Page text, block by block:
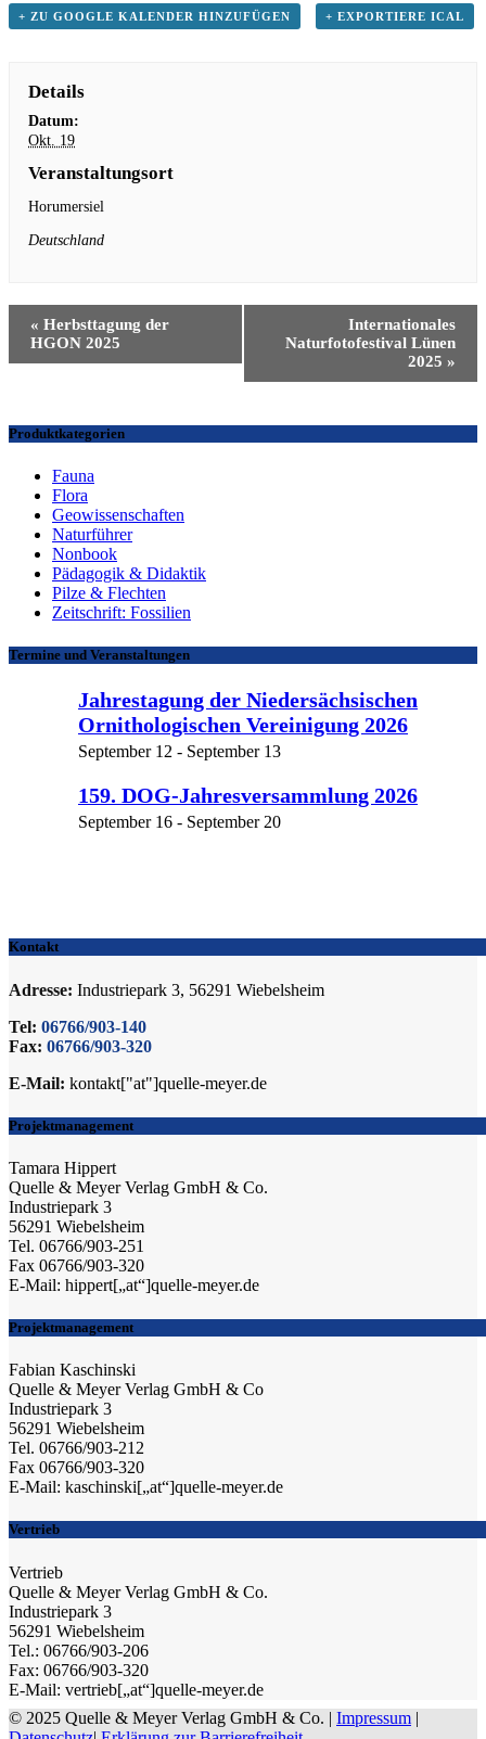
+ ZU GOOGLE KALENDER HINZUFÜGEN + EXPORTIERE ICAL
Details
Datum:
Okt. 19
Veranstaltungsort
Horumersiel
Deutschland
Veranstaltung
Navigation
« Herbsttagung der
HGON 2025
Internationales
Naturfotofestival Lünen
2025 »
Produktkategorien
Fauna
Flora
Geowissenschaften
Naturführer
Nonbook
Pädagogik & Didaktik
Pilze & Flechten
Zeitschrift: Fossilien
Termine und Veranstaltungen
Jahrestagung der Niedersächsischen
Ornithologischen Vereinigung 2026
September 12 - September 13
159. DOG-Jahresversammlung 2026
September 16 - September 20
Kontakt
Adresse: Industriepark 3, 56291 Wiebelsheim
Tel: 06766/903-140
Fax: 06766/903-320
E-Mail: kontakt["at"]quelle-meyer.de
Projektmanagement
Tamara Hippert
Quelle & Meyer Verlag GmbH & Co.
Industriepark 3
56291 Wiebelsheim
Tel. 06766/903-251
Fax 06766/903-320
E-Mail: hippert[„at“]quelle-meyer.de
Projektmanagement
Fabian Kaschinski
Quelle & Meyer Verlag GmbH & Co
Industriepark 3
56291 Wiebelsheim
Tel. 06766/903-212
Fax 06766/903-320
E-Mail: kaschinski[„at“]quelle-meyer.de
Vertrieb
Vertrieb
Quelle & Meyer Verlag GmbH & Co.
Industriepark 3
56291 Wiebelsheim
Tel.: 06766/903-206
Fax: 06766/903-320
E-Mail: vertrieb[„at“]quelle-meyer.de
© 2025 Quelle & Meyer Verlag GmbH & Co. | Impressum |